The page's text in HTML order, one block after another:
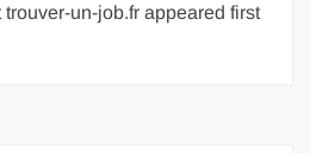
trouver-un-job.fr appeared first